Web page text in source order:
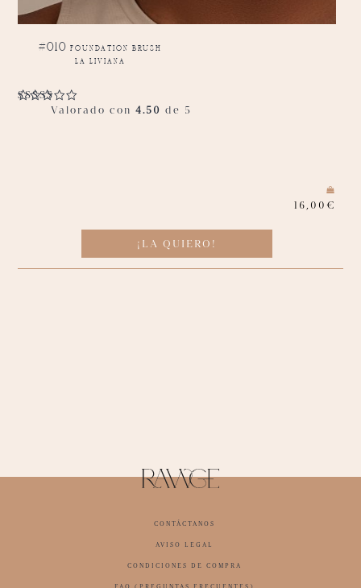
#010 foundation brush
la liviana
Valorado con 4.50 de 5
16,00 €
¡LA QUIERO!
CONTÁCTANOS
AVISO LEGAL
CONDICIONES DE COMPRA